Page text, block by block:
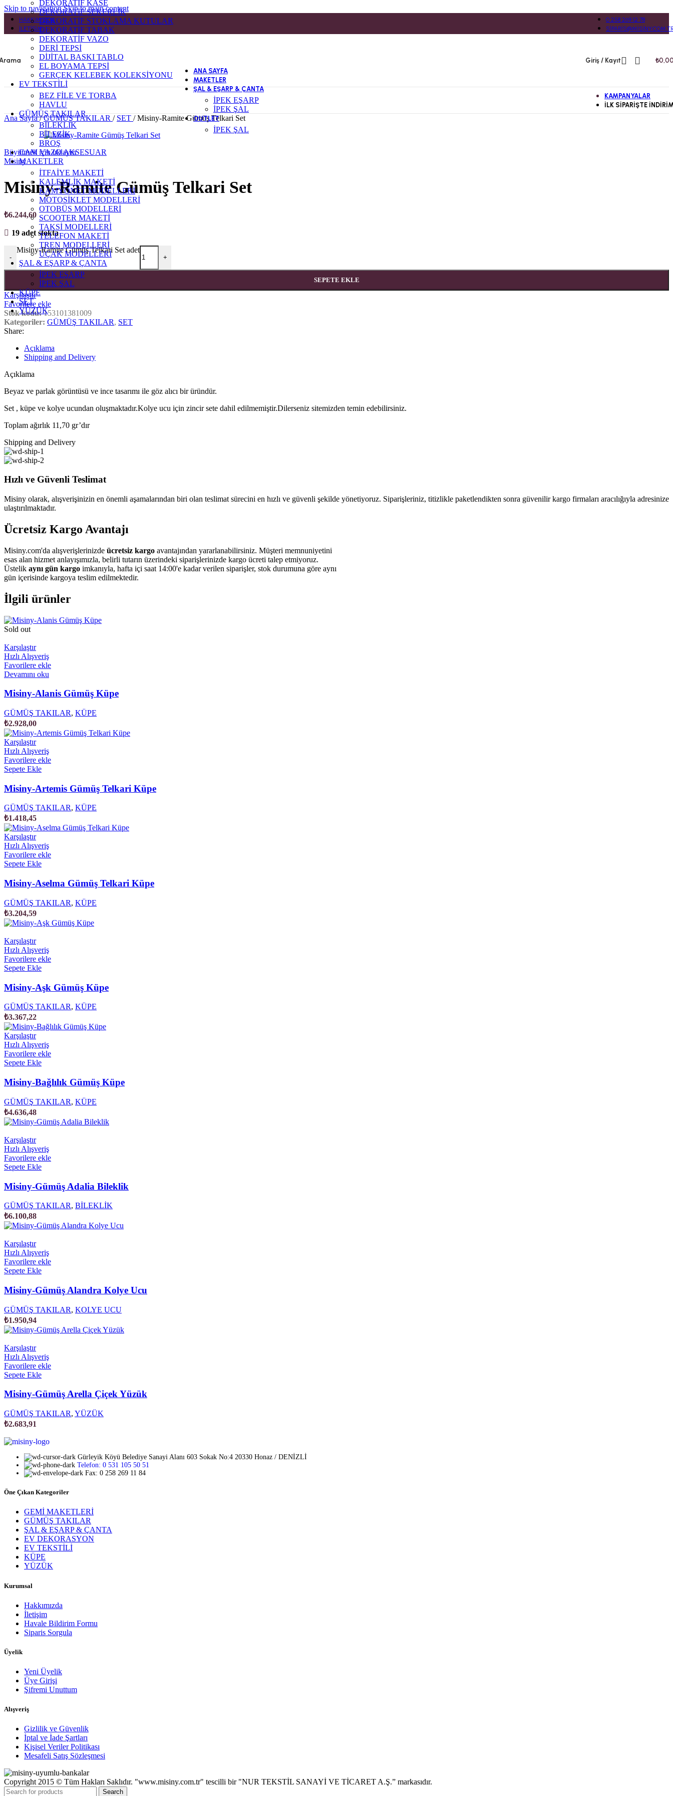
Skip to navigationSkip to main content
HAKKIMIZDA
İLETIŞIM
0 258 269 12 78
Giriş / Kayıt ₺
DEKORATİF KASE
DEKORATİF ŞEKERLİK
DEKORATİF STOKLAMA KUTULAR
DEKORATİF TABAK
DEKORATİF VAZO
DERİ TEPSİ
DİJİTAL BASKI TABLO
EL BOYAMA TEPSİ
GERÇEK KELEBEK KOLEKSİYONU
EV TEKSTİLİ
BEZ FİLE VE TORBA
HAVLU
GÜMÜŞ TAKILAR
BİLEKLİK
BİLEZİK
BROŞ
CAM VAZO AKSESUAR
MAKETLER
İTFAİYE MAKETİ
KALEMLİK MAKETİ
KAMYONET MODELLERİ
MOTOSİKLET MODELLERİ
OTOBÜS MODELLERİ
SCOOTER MAKETİ
TAKSİ MODELLERİ
TELEFON MAKETİ
TREN MODELLERİ
UÇAK MODELLERİ
ŞAL & EŞARP & ÇANTA
İPEK EŞARP
İPEK ŞAL
KÜPE
SET
YÜZÜK
ANA SAYFA
MAKETLER
ŞAL & EŞARP & ÇANTA
İPEK EŞARP
İPEK ŞAL
OUTLET
İPEK ŞAL
KAMPANYALAR
İLK SIPARIŞTE
Ana Sayfa/ GÜMÜŞ TAKILAR / SET / Misiny-Ramite Gümüş Telkari Set
Büyütmek için tıklayın
Misiny
Misiny-Ramite Gümüş Telkari Set
₺6.244,60
19 adet stokta
-
Misiny-Ramite Gümüş Telkari Set adet
+
SEPETE EKLE
Karşılaştır
Favorilere ekle
Stok kodu:153101381009
Kategoriler: GÜMÜŞ TAKILAR, SET
Share:
Açıklama
Shipping and Delivery
Açıklama
Beyaz ve parlak görüntüsü ve ince tasarımı ile göz alıcı bir üründür.
Set , küpe ve kolye ucundan oluşmaktadır.Kolye ucu için zincir sete dahil edilmemiştir.Dilerseniz sitemizden temin edebilirsiniz.
Toplam ağırlık 11,70 gr’dır
Shipping and Delivery
Hızlı ve Güvenli Teslimat
Misiny olarak, alışverişinizin en önemli aşamalarından biri olan teslimat sürecini en hızlı ve güvenli şekilde yönetiyoruz. Siparişleriniz, titizlikle paketlendikten sonra güvenilir kargo firmaları aracılığıyla adresinize
ulaştırılmaktadır.
Ücretsiz Kargo Avantajı
Misiny.com'da alışverişlerinizde ücretsiz kargo avantajından yararlanabilirsiniz. Müşteri memnuniyetini
esas alan hizmet anlayışımızla, belirli tutarın üzerindeki siparişlerinizde kargo ücreti talep etmiyoruz.
Üstelik aynı gün kargo imkanıyla, hafta içi saat 14:00'e kadar verilen siparişler, stok durumuna göre aynı
gün içerisinde kargoya teslim edilmektedir.
İlgili ürünler
Sold out
Karşılaştır
Hızlı Alışveriş
Favorilere ekle
Devamını oku
Misiny-Alanis Gümüş Küpe
GÜMÜŞ TAKILAR, KÜPE
₺2.928,00
Karşılaştır
Hızlı Alışveriş
Favorilere ekle
Sepete Ekle
Misiny-Artemis Gümüş Telkari Küpe
GÜMÜŞ TAKILAR, KÜPE
₺1.418,45
Karşılaştır
Hızlı Alışveriş
Favorilere ekle
Sepete Ekle
Misiny-Aselma Gümüş Telkari Küpe
GÜMÜŞ TAKILAR, KÜPE
₺3.204,59
Karşılaştır
Hızlı Alışveriş
Favorilere ekle
Sepete Ekle
Misiny-Aşk Gümüş Küpe
GÜMÜŞ TAKILAR, KÜPE
₺3.367,22
Karşılaştır
Hızlı Alışveriş
Favorilere ekle
Sepete Ekle
Misiny-Bağlılık Gümüş Küpe
GÜMÜŞ TAKILAR, KÜPE
₺4.636,48
Karşılaştır
Hızlı Alışveriş
Favorilere ekle
Sepete Ekle
Misiny-Gümüş Adalia Bileklik
GÜMÜŞ TAKILAR, BİLEKLİK
₺6.100,88
Karşılaştır
Hızlı Alışveriş
Favorilere ekle
Sepete Ekle
Misiny-Gümüş Alandra Kolye Ucu
GÜMÜŞ TAKILAR, KOLYE UCU
₺1.950,94
Karşılaştır
Hızlı Alışveriş
Favorilere ekle
Sepete Ekle
Misiny-Gümüş Arella Çiçek Yüzük
GÜMÜŞ TAKILAR, YÜZÜK
₺2.683,91
Gürleyik Köyü Belediye Sanayi Alanı 603 Sokak No:4 20330 Honaz / DENİZLİ
Telefon: 0 531 105 50 51
Fax: 0 258 269 11 84
Öne Çıkan Kategoriler
GEMİ MAKETLERİ
GÜMÜŞ TAKILAR
ŞAL & EŞARP & ÇANTA
EV DEKORASYON
EV TEKSTİLİ
KÜPE
YÜZÜK
Kurumsal
Hakkımızda
İletişim
Havale Bildirim Formu
Siparis Sorgula
Üyelik
Yeni Üyelik
Üye Girişi
Şifremi Unuttum
Alışveriş
Gizlilik ve Güvenlik
İptal ve İade Şartları
Kişisel Veriler Politikası
Mesafeli Satış Sözleşmesi
Copyright 2015 © Tüm Hakları Saklıdır. "www.misiny.com.tr" tescilli bir "NUR TEKSTİL SANAYİ VE TİCARET A.Ş.” markasıdır.
Search